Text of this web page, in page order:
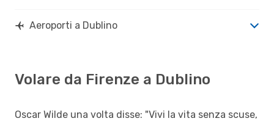
Aeroporti a Dublino
Volare da Firenze a Dublino
Oscar Wilde una volta disse: "Vivi la vita senza scuse,